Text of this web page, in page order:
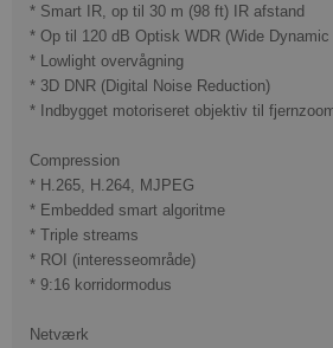
* Smart IR, op til 30 m (98 ft) IR afstand
* Op til 120 dB Optisk WDR (Wide Dynamic
* Lowlight overvågning
* 3D DNR (Digital Noise Reduction)
* Indbygget motoriseret objektiv til
Compression
* H.265, H.264, MJPEG
* Embedded smart algoritme
* Triple streams
* ROI (interesseområde)
* 9:16 korridormodus
Netværk